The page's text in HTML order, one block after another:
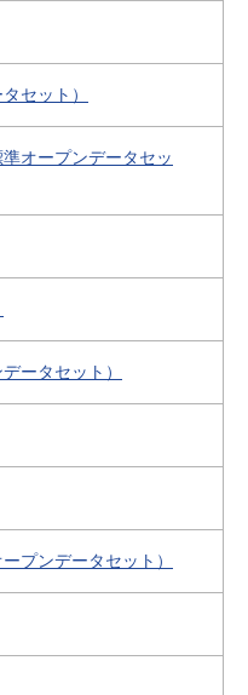
セット）
オープンデータセッ
ータセット）
プンデータセット）